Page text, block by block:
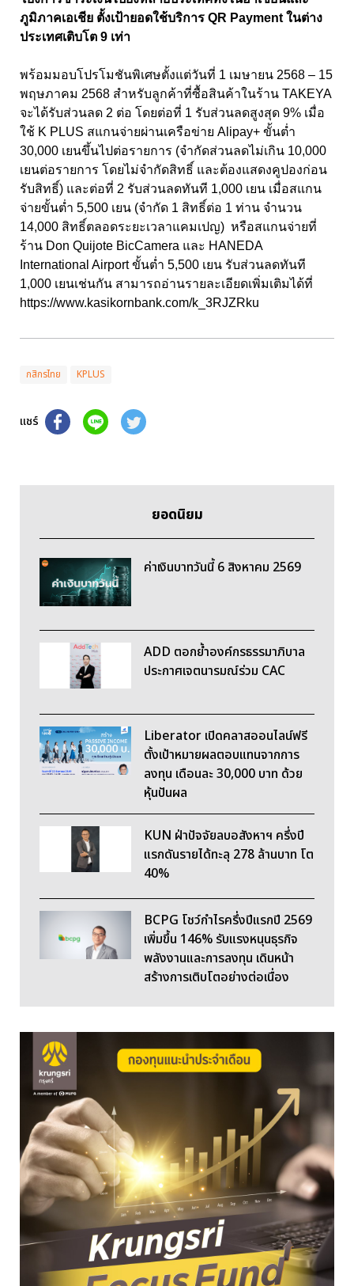
ภูมิภาคเอเชีย ตั้งเป้ายอดใช้บริการ QR Payment ในต่าง
ประเทศเติบโต 9 เท่า
พร้อมมอบโปรโมชันพิเศษตั้งแต่วันที่ 1 เมษายน 2568 – 15
พฤษภาคม 2568 สำหรับลูกค้าที่ซื้อสินค้าในร้าน TAKEYA
จะได้รับส่วนลด 2 ต่อ โดยต่อที่ 1 รับส่วนลดสูงสุด 9% เมื่อ
ใช้ K PLUS สแกนจ่ายผ่านเครือข่าย Alipay+ ขั้นต่ำ
30,000 เยนขึ้นไปต่อรายการ (จำกัดส่วนลดไม่เกิน 10,000
เยนต่อรายการ โดยไม่จำกัดสิทธิ์ และต้องแสดงคูปองก่อน
รับสิทธิ์) และต่อที่ 2 รับส่วนลดทันที 1,000 เยน เมื่อสแกน
จ่ายขั้นต่ำ 5,500 เยน (จำกัด 1 สิทธิ์ต่อ 1 ท่าน จำนวน
14,000 สิทธิ์ตลอดระยะเวลาแคมเปญ) หรือสแกนจ่ายที่
ร้าน Don Quijote BicCamera และ HANEDA
International Airport ขั้นต่ำ 5,500 เยน รับส่วนลดทันที
1,000 เยนเช่นกัน สามารถอ่านรายละเอียดเพิ่มเติมได้ที่
https://www.kasikornbank.com/k_3RJZRku
กสิกรไทย KPLUS
แชร์
ยอดนิยม
ค่าเงินบาทวันนี้ 6 สิงหาคม 2569
ADD ตอกย้ำองค์กรธรรมาภิบาล
ประกาศเจตนารมณ์ร่วม CAC
Liberator เปิดคลาสออนไลน์ฟรี
ตั้งเป้าหมายผลตอบแทนจากการ
ลงทุน เดือนละ 30,000 บาท ด้วย
หุ้นปันผล
KUN ฝ่าปัจจัยลบอสังหาฯ ครึ่งปี
แรกดันรายได้ทะลุ 278 ล้านบาท โต
40%
BCPG โชว์กำไรครึ่งปีแรกปี 2569
เพิ่มขึ้น 146% รับแรงหนุนธุรกิจ
พลังงานและการลงทุน เดินหน้า
สร้างการเติบโตอย่างต่อเนื่อง